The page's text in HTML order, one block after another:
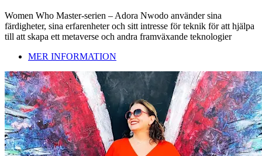
Women Who Master-serien – Adora Nwodo använder sina
färdigheter, sina erfarenheter och sitt intresse för teknik för att hjälpa
till att skapa ett metaverse och andra framväxande teknologier
MER INFORMATION